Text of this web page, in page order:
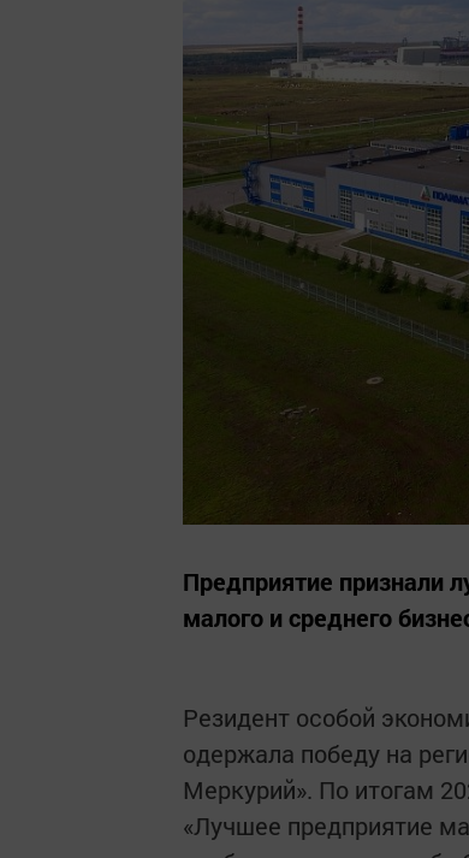
Предприятие признали
малого и среднего
Резидент особой
одержала победу на
Меркурий». По итогам
«Лучшее предприятие